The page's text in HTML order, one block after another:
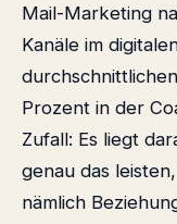
Mail-Marketing
Kanäle im
Prozent in der
Zufall: Es liegt
genau das
nämlich